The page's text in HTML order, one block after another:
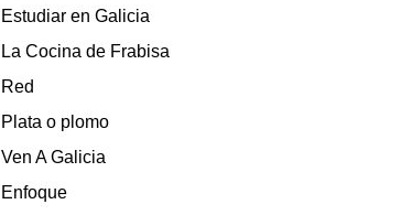
Estudiar en Galicia
La Cocina de Frabisa
Red
Plata o plomo
Ven A Galicia
Enfoque